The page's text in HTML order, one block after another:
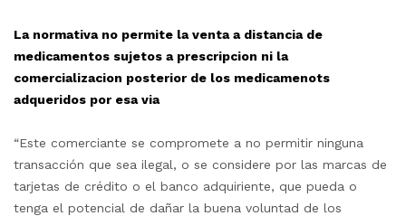
La normativa no permite la venta a distancia de
medicamentos sujetos a prescripcion ni la
comercializacion posterior de los medicamenots
adqueridos por esa via
“Este comerciante se compromete a no permitir ninguna
transacción que sea ilegal, o se considere por las marcas de
tarjetas de crédito o el banco adquiriente, que pueda o
tenga el potencial de dañar la buena voluntad de los